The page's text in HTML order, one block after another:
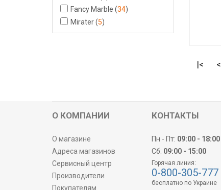
Fancy Marble (34)
Mirater(5)
|< <
О КОМПАНИИ
О магазине
Адреса магазинов
Сервисный центр
Производители
Покупателям
КОНТАКТЫ
Пн - Пт: 09:00 - 18:00
Сб: 09:00 - 15:00
Горячая линия:
0-800-305-777
бесплатно по Украине